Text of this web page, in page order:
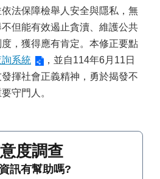
法保障檢舉人安全與隱私，無
但能有效遏止貪瀆、維護公共
，獲得應有肯定。本修正要點
系統
，並自114年6月11日
揮社會正義精神，勇於揭發不
守門人。
度調查
訊有幫助嗎?